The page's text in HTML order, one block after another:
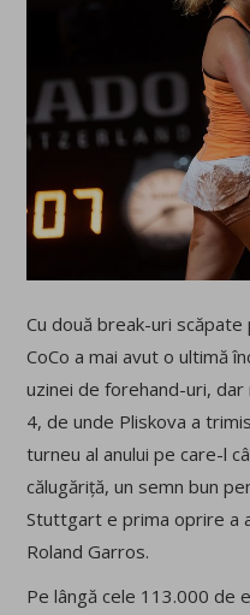
Cu două break-uri
CoCo a mai avut o ultimă
uzinei de forehand-uri,
4, de unde Pliskova a
turneu al anului pe care-l
călugăriță, un semn bun
Stuttgart e prima oprire a
Roland Garros.
Pe lângă cele 113.000 de